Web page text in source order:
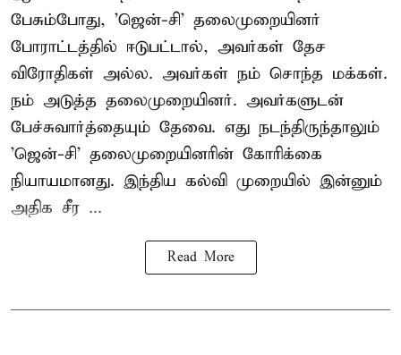
பேசும்போது, 'ஜென்-சி' தலைமுறையினர்
போராட்டத்தில் ஈடுபட்டால், அவர்கள் தேச
விரோதிகள் அல்ல. அவர்கள் நம் சொந்த மக்கள்.
நம் அடுத்த தலைமுறையினர். அவர்களுடன்
பேச்சுவார்த்தையும் தேவை. எது நடந்திருந்தாலும்
'ஜென்-சி' தலைமுறையினரின் கோரிக்கை
நியாயமானது. இந்திய கல்வி முறையில் இன்னும்
அதிக சீர ...
Read More